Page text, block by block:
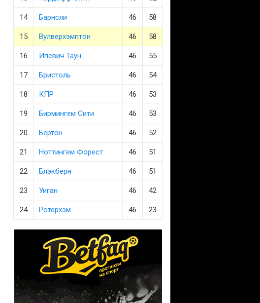
14 Барнсли 46 58
15 Вулверхэмптон 46 58
16 Ипсвич Таун 46 55
17 Бристоль 46 54
18 КПР 46 53
19 Бирмингем Сити 46 53
20 Бертон 46 52
21 Ноттингем Форест 46 51
22 Блэкберн 46 51
23 Уиган 46 42
24 Ротерхэм 46 23